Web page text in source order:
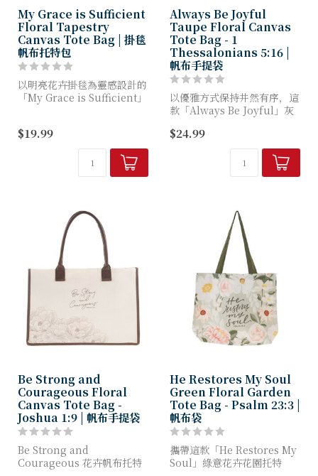
My Grace is Sufficient
Floral Tapestry
Canvas Tote Bag | 掛毯
帆布托特包
以明亮花卉掛毯為靈感設計的
「My Grace is Sufficient」
這款堅固的包袋將伴您度過每
$19.99
Always Be Joyful
Taupe Floral Canvas
Tote Bag - 1
Thessalonians 5:16 |
帆布手提袋
以優雅方式保持井然有序，這
款「Always Be Joyful」灰
信仰與實用兼備的女性設計。
這款充滿啟發性的托特包採用
耐用天然帆布製成...
$24.99
Be Strong and
Courageous Floral
Canvas Tote Bag -
Joshua 1:9 | 帆布手提袋
Be Strong and
Courageous 花卉帆布托特
He Restores My Soul
Green Floral Garden
Tote Bag - Psalm 23:3 |
帆布袋
攜帶這款「He Restores My
Soul」綠意花卉花園托特